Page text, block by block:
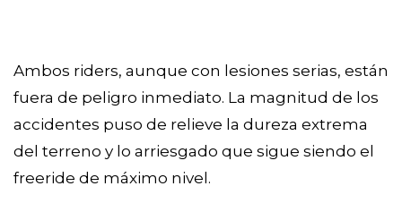
Ambos riders, aunque con lesiones serias, están
fuera de peligro inmediato. La magnitud de los
accidentes puso de relieve la dureza extrema
del terreno y lo arriesgado que sigue siendo el
freeride de máximo nivel.